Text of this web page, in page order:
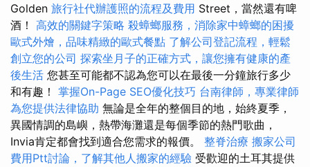
Golden 旅行社代辦護照的流程及費用 Street，當然還有啤
酒！ 高效的關鍵字策略 殺蟑螂服務，消除家中蟑螂的困擾
歐式外燴，品味精緻的歐式餐點 了解公司登記流程，輕鬆
創立您的公司 探索坐月子的正確方式，讓您擁有健康的產
後生活 您甚至可能都不認為您可以在最後一分鐘旅行多少
和有趣！ 掌握On-Page SEO優化技巧 台南律師，專業律師
為您提供法律協助 無論是全年的整個目的地，始終夏季，
異國情調的島嶼，熱帶海灘還是每個季節的熱門歌曲，
Invia肯定都會找到適合您需求的報價。 整脊治療 搬家公司
費用Ptt討論，了解其他人搬家的經驗 受歡迎的土耳其提供